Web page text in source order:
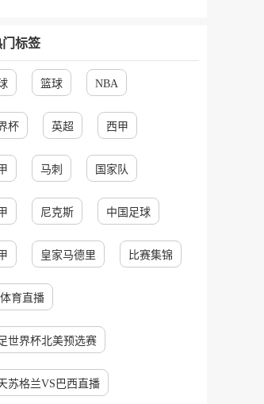
门标签
篮球 NBA
杯 英超 西甲
马刺 国家队
尼克斯 中国足球
皇家马德里 比赛集锦
育直播
世界杯北美预选赛
苏格兰VS巴西直播